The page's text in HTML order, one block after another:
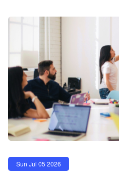
Sun Jul 05 2026